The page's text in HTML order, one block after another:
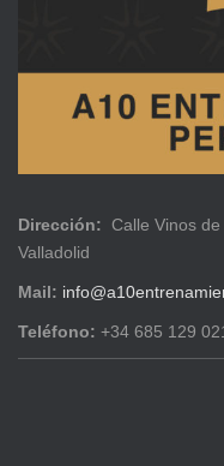
Dirección: Calle Vinos
Valladolid
Mail:
Teléfono: +34 685 129